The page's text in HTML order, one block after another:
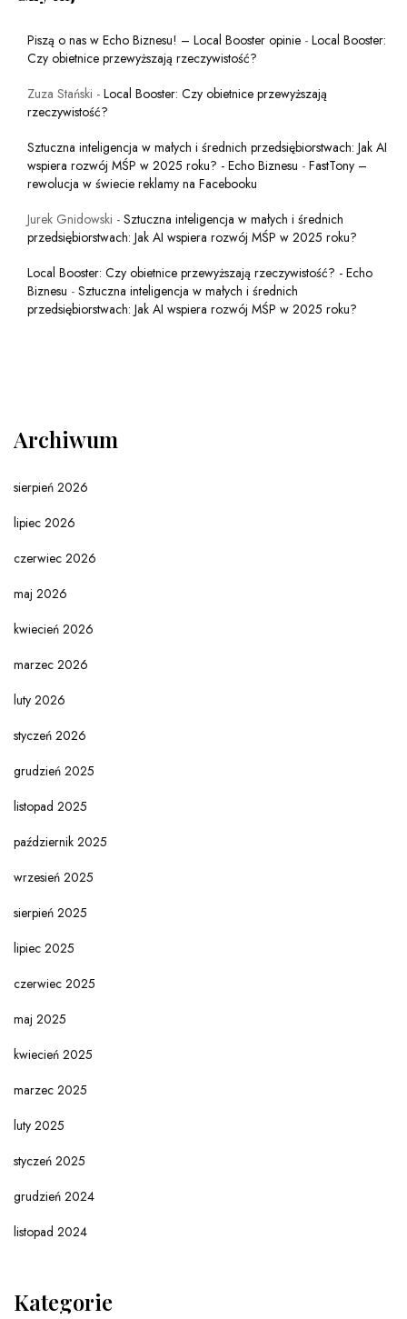
Piszą o nas w Echo Biznesu! – Local Booster opinie - Local Booster:
Czy obietnice przewyższają rzeczywistość?
Zuza Stański - Local Booster: Czy obietnice przewyższają
rzeczywistość?
Sztuczna inteligencja w małych i średnich przedsiębiorstwach: Jak AI
wspiera rozwój MŚP w 2025 roku? - Echo Biznesu - FastTony –
rewolucja w świecie reklamy na Facebooku
Jurek Gnidowski - Sztuczna inteligencja w małych i średnich
przedsiębiorstwach: Jak AI wspiera rozwój MŚP w 2025 roku?
Local Booster: Czy obietnice przewyższają rzeczywistość? - Echo
Biznesu - Sztuczna inteligencja w małych i średnich
przedsiębiorstwach: Jak AI wspiera rozwój MŚP w 2025 roku?
Archiwum
sierpień 2026
lipiec 2026
czerwiec 2026
maj 2026
kwiecień 2026
marzec 2026
luty 2026
styczeń 2026
grudzień 2025
listopad 2025
październik 2025
wrzesień 2025
sierpień 2025
lipiec 2025
czerwiec 2025
maj 2025
kwiecień 2025
marzec 2025
luty 2025
styczeń 2025
grudzień 2024
listopad 2024
Kategorie